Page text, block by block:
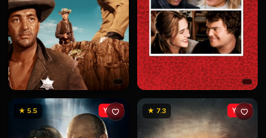
★ 5.5 YENİ ★ 7.3 YENİ